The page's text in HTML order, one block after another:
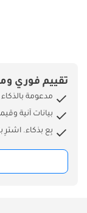
تقييم فوري
مدعومة
بيانات آنية
بِع بذكاء. اشترِ